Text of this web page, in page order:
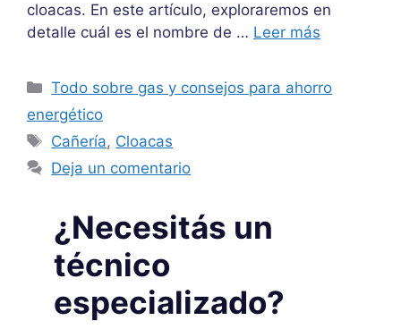
cloacas. En este artículo, exploraremos en
detalle cuál es el nombre de … Leer más
Categorías
Todo sobre gas y consejos para ahorro
energético
Etiquetas
Cañería, Cloacas
Deja un comentario
¿Necesitás un
técnico
especializado?